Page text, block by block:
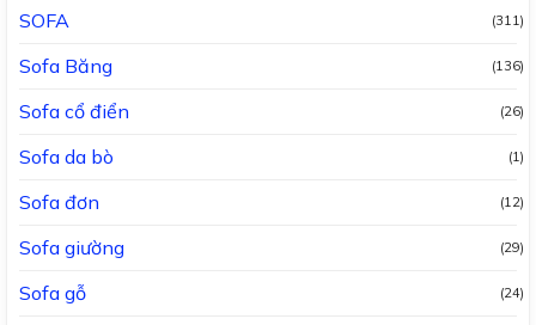
SOFA (311)
Sofa Băng (136)
Sofa cổ điển (26)
Sofa da bò (1)
Sofa đơn (12)
Sofa giường (29)
Sofa gỗ (24)